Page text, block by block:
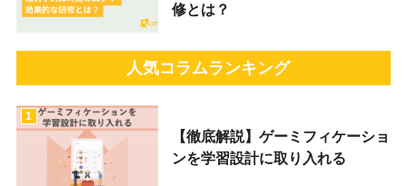
修とは？
人気コラムランキング
1
【徹底解説】ゲーミフィケーショ
ンを学習設計に取り入れる